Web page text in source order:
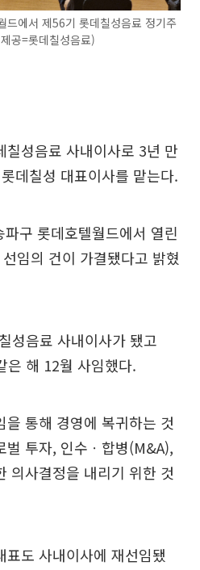
에서 제56기 롯데칠성음료 정기주
공=롯데칠성음료)
칠성음료 사내이사로 3년 만
데칠성 대표이사를 맡는다.
구 롯데호텔월드에서 열린
임의 건이 가결됐다고 밝혔
성음료 사내이사가 됐고
은 해 12월 사임했다.
통해 경영에 복귀하는 것
벌 투자, 인수ㆍ합병(M&A),
의사결정을 내리기 위한 것
도 사내이사에 재선임됐